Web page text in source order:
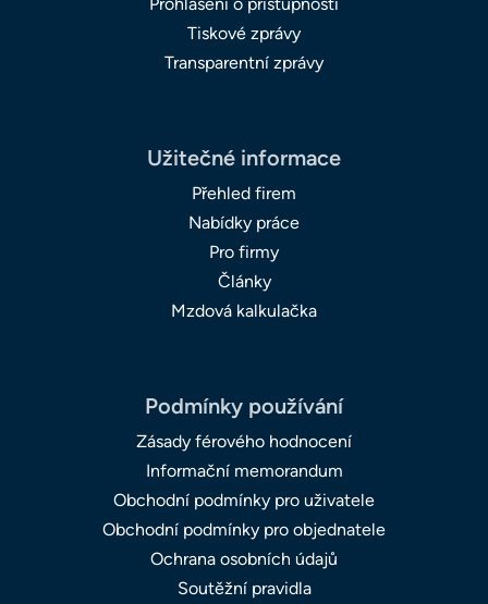
Prohlášení o přístupnosti
Tiskové zprávy
Transparentní zprávy
Užitečné informace
Přehled firem
Nabídky práce
Pro firmy
Články
Mzdová kalkulačka
Podmínky používání
Zásady férového hodnocení
Informační memorandum
Obchodní podmínky pro uživatele
Obchodní podmínky pro objednatele
Ochrana osobních údajů
Soutěžní pravidla